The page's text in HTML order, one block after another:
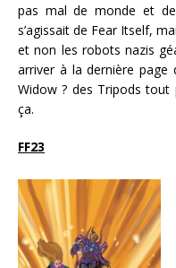
pas mal de monde et
s’agissait de Fear Itself,
et non les robots nazis
arriver à la dernière page
Widow ? des Tripods
ça.
FF23